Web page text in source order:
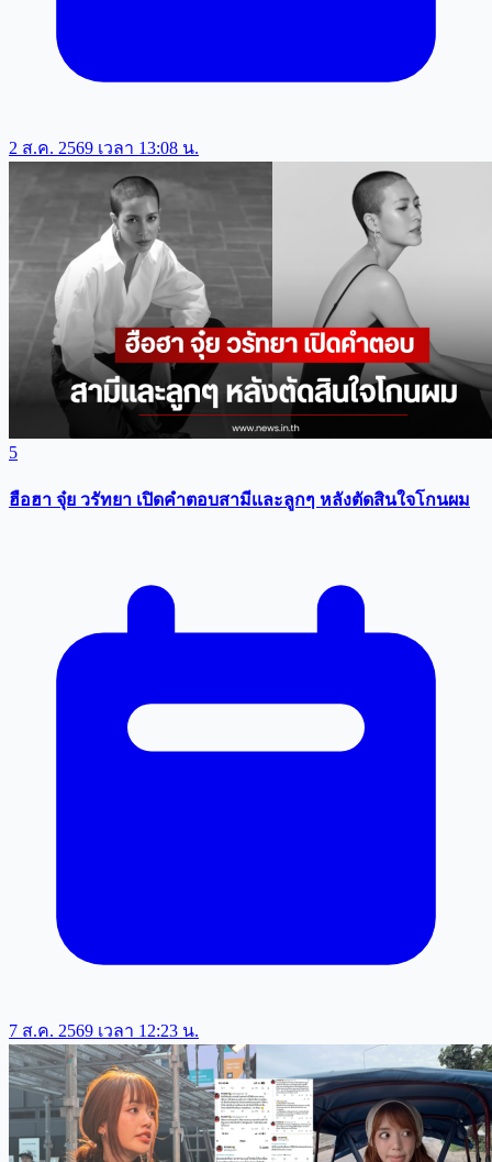
2 ส.ค. 2569 เวลา 13:08 น.
5
ฮือฮา จุ๋ย วรัทยา เปิดคำตอบสามีเเละลูกๆ หลังตัดสินใจโกนผม
7 ส.ค. 2569 เวลา 12:23 น.